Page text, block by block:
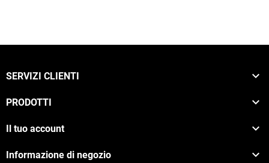
SERVIZI CLIENTI 
PRODOTTI 
Il tuo account 
Informazione di negozio 